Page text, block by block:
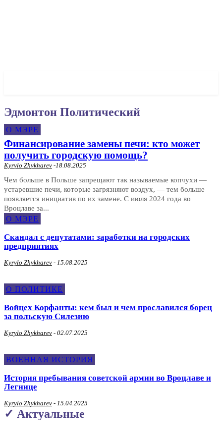
Эдмонтон Политический
О МЭРЕ
Финансирование замены печи: кто может
получить городскую помощь?
Kyrylo Zhykharev -18.08.2025
Чем больше в Польше запрещают так называемые копчухи —
устаревшие печи, которые загрязняют воздух, — тем больше
появляется инициатив по их замене. С июля 2024 года во
Вроцлаве за...
О МЭРЕ
Скандал с депутатами: заработки на городских
предприятиях
Kyrylo Zhykharev - 15.08.2025
О ПОЛИТИКЕ
Войцех Корфанты: кем был и чем прославился борец
за польскую Силезию
Kyrylo Zhykharev - 02.07.2025
ВОЕННАЯ ИСТОРИЯ
История пребывания советской армии во Вроцлаве и
Легнице
Kyrylo Zhykharev - 15.04.2025
✓ Актуальные